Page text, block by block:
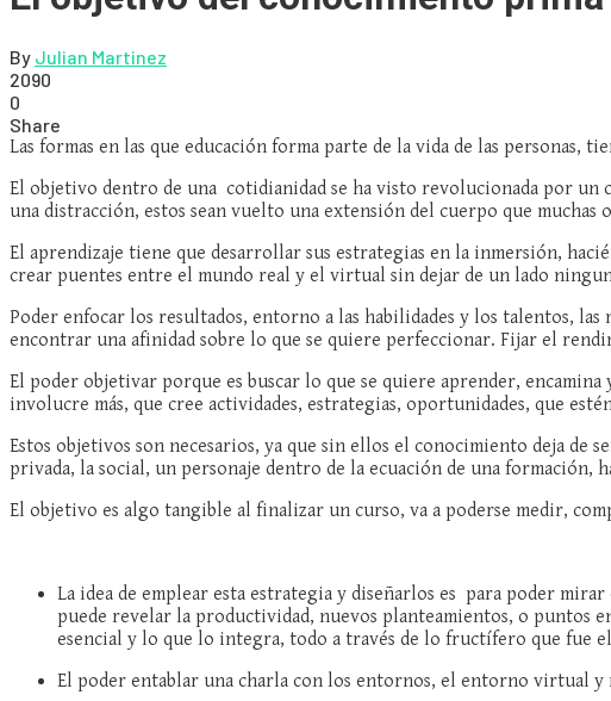
By Julian Martinez
2090
0
Share
Las formas en las que educación forma parte de la vida de las personas,
El objetivo dentro de una cotidianidad se ha visto revolucionada por un
una distracción, estos sean vuelto una extensión del cuerpo que
El aprendizaje tiene que desarrollar sus estrategias en la inmersión,
crear puentes entre el mundo real y el virtual sin dejar de un lado
Poder enfocar los resultados, entorno a las habilidades y los talentos, las
encontrar una afinidad sobre lo que se quiere perfeccionar. Fijar el
El poder objetivar porque es buscar lo que se quiere aprender,
involucre más, que cree actividades, estrategias, oportunidades, que
Estos objetivos son necesarios, ya que sin ellos el conocimiento deja
privada, la social, un personaje dentro de la ecuación de una
El objetivo es algo tangible al finalizar un curso, va a poderse medir,
La idea de emplear esta estrategia y diseñarlos es para poder
puede revelar la productividad, nuevos planteamientos, o puntos
esencial y lo que lo integra, todo a través de lo fructífero que fue
El poder entablar una charla con los entornos, el entorno virtual